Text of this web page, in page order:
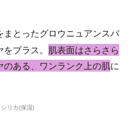
まとったグロウニュアンスパ
プラス。 肌表面はさらさら
のある、ワンランク上の肌に
リカ(保湿)